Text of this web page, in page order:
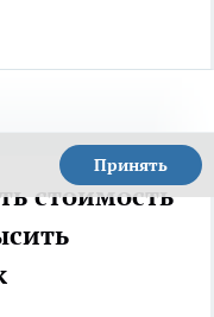
Принять
стоимость